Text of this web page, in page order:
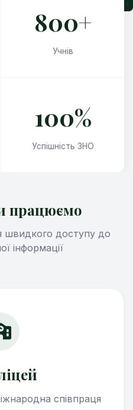
800+
Учнів
100%
Успішність ЗНО
працюємо
швидкого доступу до
інформації
співпраця